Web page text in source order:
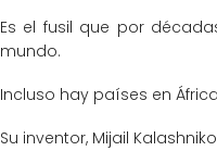
Es el fusil que por
mundo.
Incluso hay países en
Su inventor, Mijail